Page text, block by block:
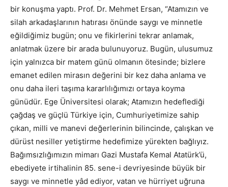
bir konuşma yaptı. Prof. Dr. Mehmet Ersan, “Atamızın ve
silah arkadaşlarının hatırası önünde saygı ve minnetle
eğildiğimiz bugün; onu ve fikirlerini tekrar anlamak,
anlatmak üzere bir arada bulunuyoruz. Bugün, ulusumuz
için yalnızca bir matem günü olmanın ötesinde; bizlere
emanet edilen mirasın değerini bir kez daha anlama ve
onu daha ileri taşıma kararlılığımızı ortaya koyma
günüdür. Ege Üniversitesi olarak; Atamızın hedeflediği
çağdaş ve güçlü Türkiye için, Cumhuriyetimize sahip
çıkan, milli ve manevi değerlerinin bilincinde, çalışkan ve
dürüst nesiller yetiştirme hedefimize yürekten bağlıyız.
Bağımsızlığımızın mimarı Gazi Mustafa Kemal Atatürk’ü,
ebediyete irtihalinin 85. sene-i devriyesinde büyük bir
saygı ve minnetle yâd ediyor, vatan ve hürriyet uğruna